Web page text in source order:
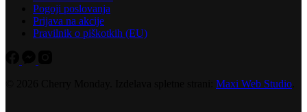
Pogoji poslovanja
Prijava na akcije
Pravilnik o piškotkih (EU)
Maxi Web Studio